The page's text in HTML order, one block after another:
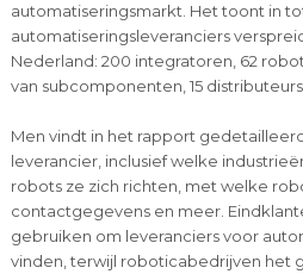
automatiseringsmarkt. Het toont in
automatiseringsleveranciers
Nederland: 200 integratoren, 62
van subcomponenten, 15 distributeurs
Men vindt in het rapport
leverancier, inclusief welke
robots ze zich richten, met welke
contactgegevens en meer.
gebruiken om leveranciers voor
vinden, terwijl roboticabedrijven het